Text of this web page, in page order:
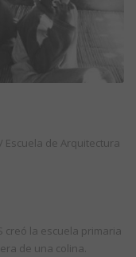
Escuela de Arquitectura
creó la escuela primaria
de una colina.